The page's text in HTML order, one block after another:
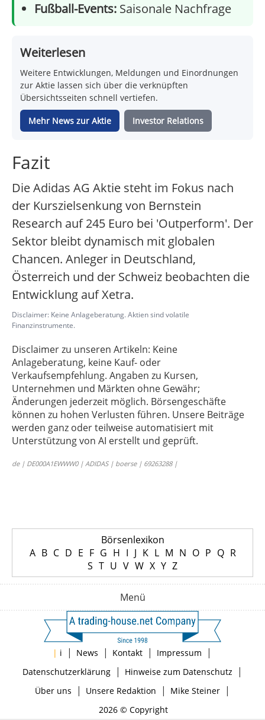
Fußball-Events: Saisonale Nachfrage
Weiterlesen
Weitere Entwicklungen, Meldungen und Einordnungen
zur Aktie lassen sich über die verknüpften
Übersichtsseiten schnell vertiefen.
Mehr News zur Aktie Investor Relations
Fazit
Die Adidas AG Aktie steht im Fokus nach
der Kurszielsenkung von Bernstein
Research auf 245 Euro bei 'Outperform'. Der
Sektor bleibt dynamisch mit globalen
Chancen. Anleger in Deutschland,
Österreich und der Schweiz beobachten die
Entwicklung auf Xetra.
Disclaimer: Keine Anlageberatung. Aktien sind volatile
Finanzinstrumente.
Disclaimer zu unseren Artikeln: Keine
Anlageberatung, keine Kauf- oder
Verkaufsempfehlung. Angaben zu Kursen,
Unternehmen und Märkten ohne Gewähr;
Änderungen jederzeit möglich. Börsengeschäfte
können zu hohen Verlusten führen. Unsere Beiträge
werden ganz oder teilweise automatisiert mit
Unterstützung von AI erstellt und geprüft.
de | DE000A1EWWW0 | ADIDAS | boerse | 69263288 |
Börsenlexikon
A B C D E F G H I J K L M N O P Q R
S T U V W X Y Z
Menü
| i | News | Kontakt | Impressum |
Datenschutzerklärung| Hinweise zum Datenschutz |
Über uns | Unsere Redaktion | Mike Steiner|
2026 © Copyright